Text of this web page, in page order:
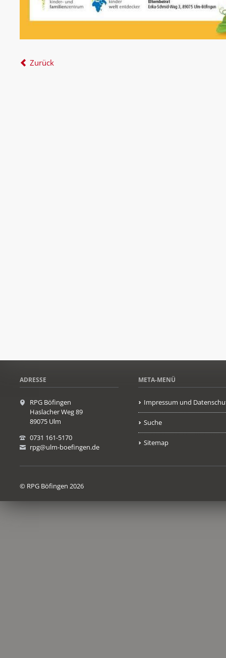
Zurück
ADRESSE
RPG Böfingen
Haslacher Weg 89
89075 Ulm
0731 161-5170
rpg@ulm-boefingen.de
META-MENÜ
Impressum und
Suche
Sitemap
© RPG Böfingen 2026